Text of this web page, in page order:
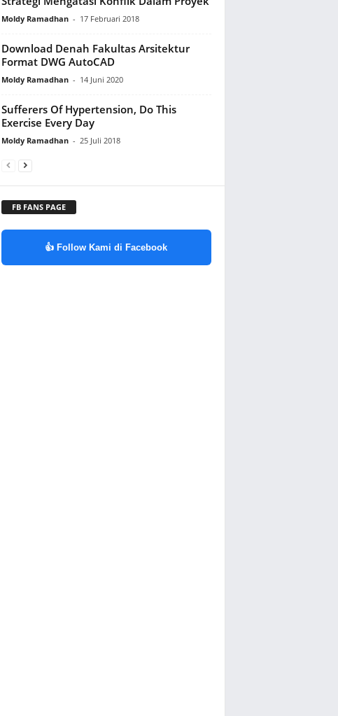
Moldy Ramadhan - 17 Februari 2018
Download Denah Fakultas Arsitektur
Format DWG AutoCAD
Moldy Ramadhan - 14 Juni 2020
Sufferers Of Hypertension, Do This
Exercise Every Day
Moldy Ramadhan - 25 Juli 2018
FB FANS PAGE
👍 Follow Kami di Facebook